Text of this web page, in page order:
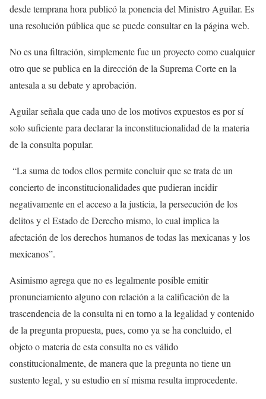
desde temprana hora publicó la ponencia del Ministro Aguilar. Es
una resolución pública que se puede consultar en la página web.
No es una filtración, simplemente fue un proyecto como cualquier
otro que se publica en la dirección de la Suprema Corte en la
antesala a su debate y aprobación.
Aguilar señala que cada uno de los motivos expuestos es por sí
solo suficiente para declarar la inconstitucionalidad de la materia
de la consulta popular.
“La suma de todos ellos permite concluir que se trata de un
concierto de inconstitucionalidades que pudieran incidir
negativamente en el acceso a la justicia, la persecución de los
delitos y el Estado de Derecho mismo, lo cual implica la
afectación de los derechos humanos de todas las mexicanas y los
mexicanos”.
Asimismo agrega que no es legalmente posible emitir
pronunciamiento alguno con relación a la calificación de la
trascendencia de la consulta ni en torno a la legalidad y contenido
de la pregunta propuesta, pues, como ya se ha concluido, el
objeto o materia de esta consulta no es válido
constitucionalmente, de manera que la pregunta no tiene un
sustento legal, y su estudio en sí misma resulta improcedente.